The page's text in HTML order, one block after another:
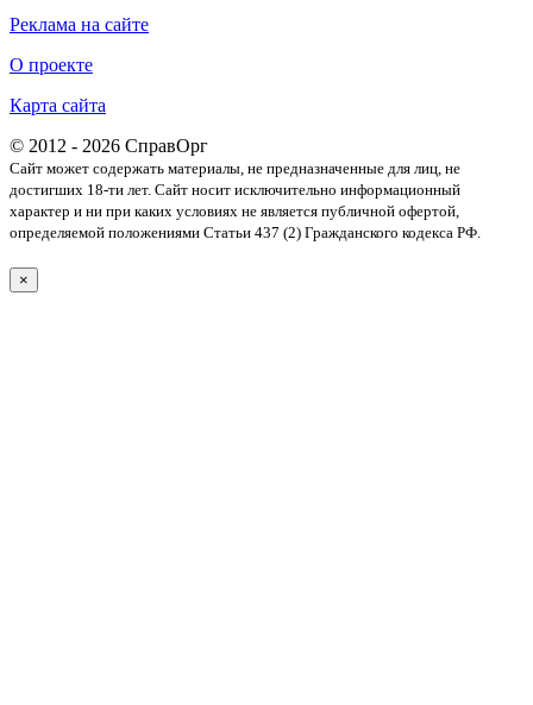
Реклама на сайте
О проекте
Карта сайта
© 2012 - 2026 СправОрг
Сайт может содержать материалы, не предназначенные для лиц, не
достигших 18-ти лет. Cайт носит исключительно информационный
характер и ни при каких условиях не является публичной офертой,
определяемой положениями Статьи 437 (2) Гражданского кодекса РФ.
×